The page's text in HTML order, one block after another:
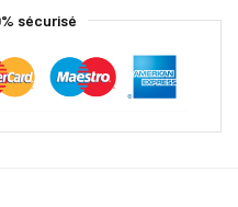
sécurisé